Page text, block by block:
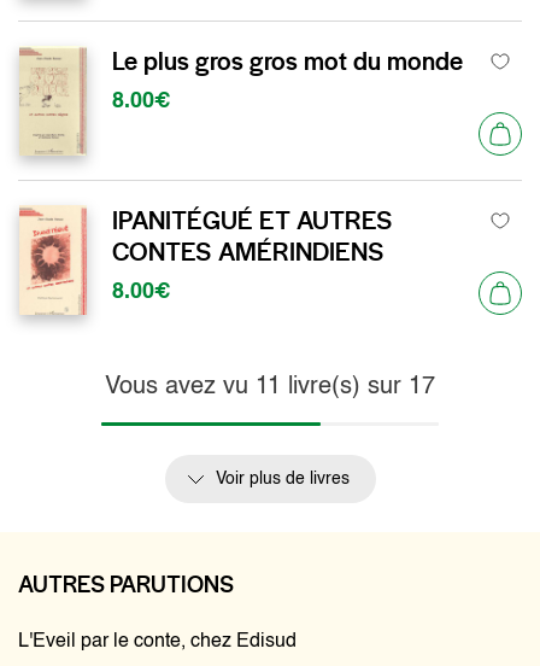
Le plus gros gros mot du monde
8.00€
IPANITÉGUÉ ET AUTRES
CONTES AMÉRINDIENS
8.00€
Vous avez vu 11 livre(s) sur 17
Voir plus de livres
AUTRES PARUTIONS
L'Eveil par le conte, chez Edisud